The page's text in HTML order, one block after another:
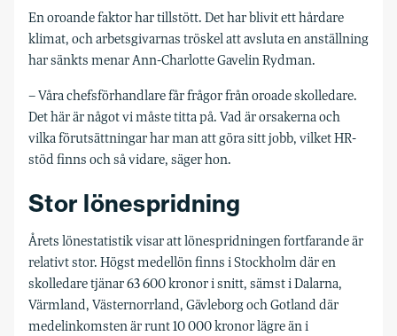
En oroande faktor har tillstött. Det har blivit ett hårdare
klimat, och arbetsgivarnas tröskel att avsluta en anställning
har sänkts menar Ann-Charlotte Gavelin Rydman.
– Våra chefsförhandlare får frågor från oroade skolledare.
Det här är något vi måste titta på. Vad är orsakerna och
vilka förutsättningar har man att göra sitt jobb, vilket HR-
stöd finns och så vidare, säger hon.
Stor lönespridning
Årets lönestatistik visar att lönespridningen fortfarande är
relativt stor. Högst medellön finns i Stockholm där en
skolledare tjänar 63 600 kronor i snitt, sämst i Dalarna,
Värmland, Västernorrland, Gävleborg och Gotland där
medelinkomsten är runt 10 000 kronor lägre än i